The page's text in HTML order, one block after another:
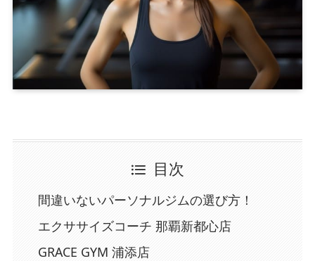
目次
間違いないパーソナルジムの選び方！
エクササイズコーチ 那覇新都心店
GRACE GYM 浦添店